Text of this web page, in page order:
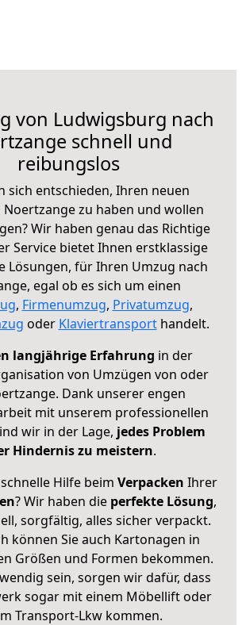
von Ludwigsburg nach
schnell und
reibungslos
sich entschieden, Ihren neuen
zu haben und wollen
Wir haben genau das Richtige
Service bietet Ihnen erstklassige
Lösungen, für Ihren Umzug nach
egal ob es sich um einen
, Firmenumzug, Privatumzug,
oder Klaviertransporthandelt.
langjährige Erfahrung in der
von Umzügen von oder
Dank unserer engen
mit unserem professionellen
wir in der Lage, jedes Problem
Hindernis zu meistern.
Hilfe beim Verpacken Ihrer
? Wir haben die perfekte Lösung,
sorgfältig, alles sicher verpackt.
können Sie auch Kartonagen in
Größen und Formen bekommen.
sein, sorgen wir dafür, dass
sogar mit einem Möbellift oder
Transport-Lkw kommen.